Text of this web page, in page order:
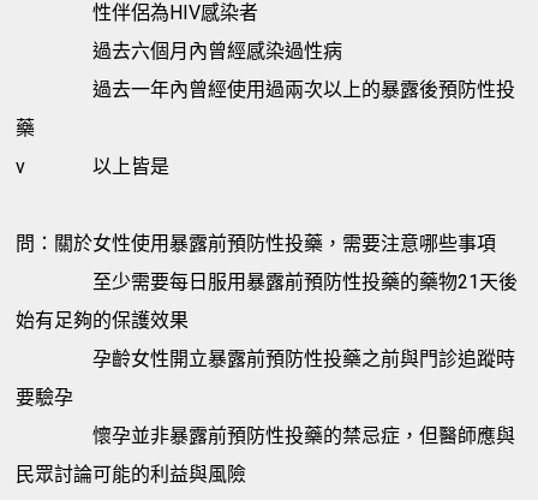
性伴侶為HIV感染者
過去六個月內曾經感染過性病
過去一年內曾經使用過兩次以上的暴露後預防性投
藥
v
以上皆是
問：關於女性使用暴露前預防性投藥，需要注意哪些事項
至少需要每日服用暴露前預防性投藥的藥物21天後
始有足夠的保護效果
孕齡女性開立暴露前預防性投藥之前與門診追蹤時
要驗孕
懷孕並非暴露前預防性投藥的禁忌症，但醫師應與
民眾討論可能的利益與風險